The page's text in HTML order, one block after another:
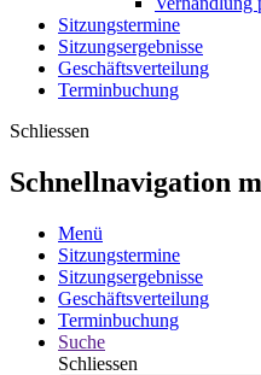
Sitzungstermine
Sitzungsergebnisse
Geschäftsverteilung
Terminbuchung
Schliessen
Schnellnavigation
Menü
Sitzungstermine
Sitzungsergebnisse
Geschäftsverteilung
Terminbuchung
Suche
Schliessen